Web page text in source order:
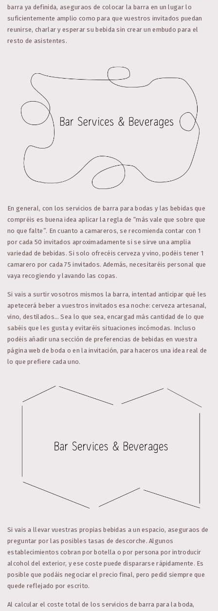
barra ya definida, aseguraos de colocar la barra en un lugar lo
suficientemente amplio como para que vuestros invitados puedan
reunirse, charlar y esperar su bebida sin crear un embudo para el
resto de asistentes.
En general, con los servicios de barra para bodas y las bebidas que
compréis es buena idea aplicar la regla de “más vale que sobre que
no que falte”. En cuanto a camareros, se recomienda contar con 1
por cada 50 invitados aproximadamente si se sirve una amplia
variedad de bebidas. Si solo ofrecéis cerveza y vino, podéis tener 1
camarero por cada 75 invitados. Además, necesitaréis personal que
vaya recogiendo y lavando las copas.
Si vais a surtir vosotros mismos la barra, intentad anticipar qué les
apetecerá beber a vuestros invitados esa noche: cerveza artesanal,
vino, destilados… Sea lo que sea, encargad más cantidad de lo que
sabéis que les gusta y evitaréis situaciones incómodas. Incluso
podéis añadir una sección de preferencias de bebidas en vuestra
página web de boda o en la invitación, para haceros una idea real de
lo que prefiere cada uno.
Si vais a llevar vuestras propias bebidas a un espacio, aseguraos de
preguntar por las posibles tasas de descorche. Algunos
establecimientos cobran por botella o por persona por introducir
alcohol del exterior, y ese coste puede dispararse rápidamente. Es
posible que podáis negociar el precio final, pero pedid siempre que
quede reflejado por escrito.
Al calcular el coste total de los servicios de barra para la boda,